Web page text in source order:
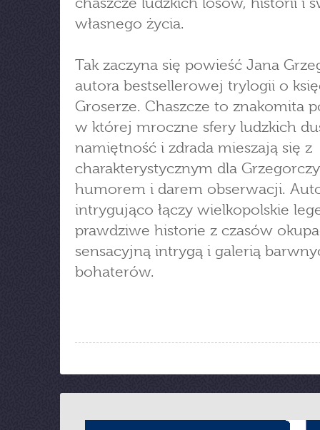
własnego życia.
Tak zaczyna się powieść Jana
autora bestsellerowej trylogii o
Groserze. Chaszcze to znakomita
w której mroczne sfery ludzkich
namiętność i zdrada mieszają się z
charakterystycznym dla
humorem i darem obserwacji.
intrygująco łączy wielkopolskie
prawdziwe historie z czasów
sensacyjną intrygą i galerią
bohaterów.